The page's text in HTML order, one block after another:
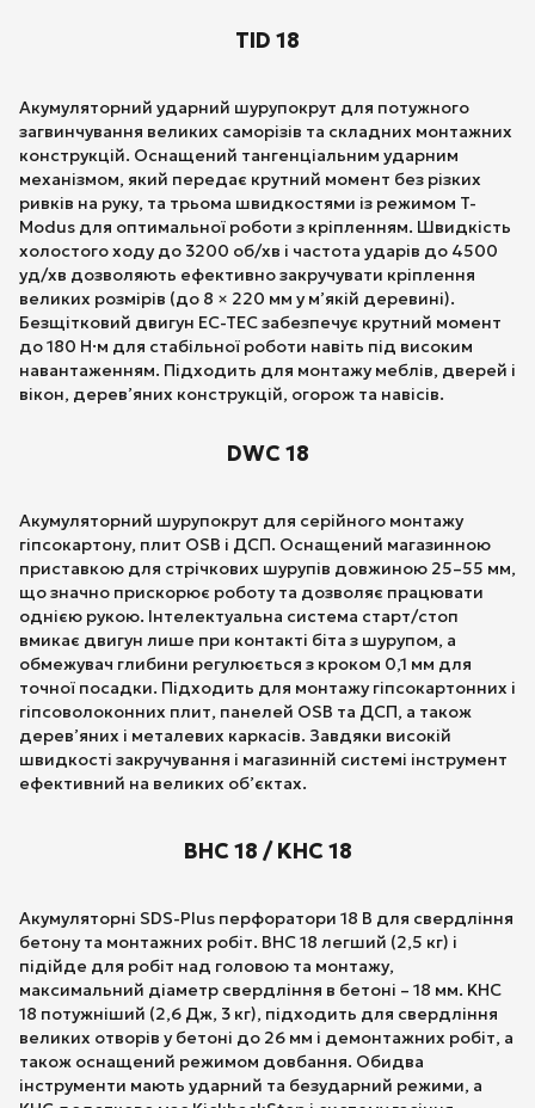
TID 18
Акумуляторний ударний шурупокрут для потужного
загвинчування великих саморізів та складних монтажних
конструкцій. Оснащений тангенціальним ударним
механізмом, який передає крутний момент без різких
ривків на руку, та трьома швидкостями із режимом T-
Modus для оптимальної роботи з кріпленням. Швидкість
холостого ходу до 3200 об/хв і частота ударів до 4500
уд/хв дозволяють ефективно закручувати кріплення
великих розмірів (до 8 × 220 мм у м’якій деревині).
Безщітковий двигун EC-TEC забезпечує крутний момент
до 180 Н·м для стабільної роботи навіть під високим
навантаженням. Підходить для монтажу меблів, дверей і
вікон, дерев’яних конструкцій, огорож та навісів.
DWC 18
Акумуляторний шурупокрут для серійного монтажу
гіпсокартону, плит OSB і ДСП. Оснащений магазинною
приставкою для стрічкових шурупів довжиною 25–55 мм,
що значно прискорює роботу та дозволяє працювати
однією рукою. Інтелектуальна система старт/стоп
вмикає двигун лише при контакті біта з шурупом, а
обмежувач глибини регулюється з кроком 0,1 мм для
точної посадки. Підходить для монтажу гіпсокартонних і
гіпсоволоконних плит, панелей OSB та ДСП, а також
дерев’яних і металевих каркасів. Завдяки високій
швидкості закручування і магазинній системі інструмент
ефективний на великих об’єктах.
BHC 18 / KHC 18
Акумуляторні SDS-Plus перфоратори 18 В для свердління
бетону та монтажних робіт. BHC 18 легший (2,5 кг) і
підійде для робіт над головою та монтажу,
максимальний діаметр свердління в бетоні – 18 мм. KHC
18 потужніший (2,6 Дж, 3 кг), підходить для свердління
великих отворів у бетоні до 26 мм і демонтажних робіт, а
також оснащений режимом довбання. Обидва
інструменти мають ударний та безударний режими, а